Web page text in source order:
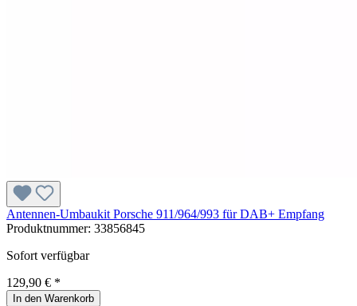
Antennen-Umbaukit Porsche 911/964/993 für DAB+ Empfang
Produktnummer: 33856845
Sofort verfügbar
129,90 € *
In den Warenkorb